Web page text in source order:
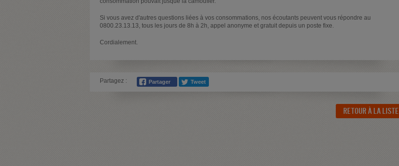
Si vous avez d'autres questions liées à vos consommations, nos écoutants peuvent vous répondre au
0800.23.13.13, tous les jours de 8h à 2h, appel anonyme et gratuit depuis un poste fixe.
Cordialement.
Partagez :
RETOUR À LA LISTE